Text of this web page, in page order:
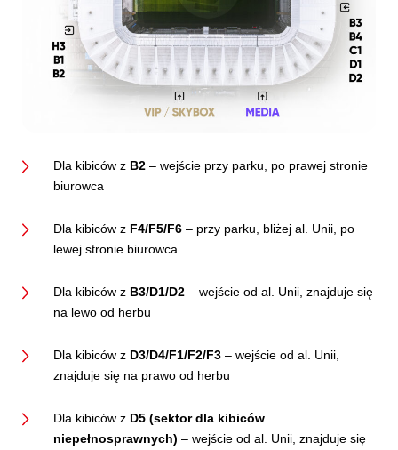
Dla kibiców z B2 – wejście przy parku, po prawej stronie
biurowca
Dla kibiców z F4/F5/F6 – przy parku, bliżej al. Unii, po
lewej stronie biurowca
Dla kibiców z B3/D1/D2 – wejście od al. Unii, znajduje się
na lewo od herbu
Dla kibiców z D3/D4/F1/F2/F3 – wejście od al. Unii,
znajduje się na prawo od herbu
Dla kibiców z D5 (sektor dla kibiców
niepełnosprawnych) – wejście od al. Unii, znajduje się